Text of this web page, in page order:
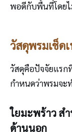
พอดีกับพื้นที่โดย
วัสดุพรมเช็ด
วัสดุคือปัจจัยแรก
กำหนดว่าพรมจ
ใยมะพร้าว ส
ด้านนอก